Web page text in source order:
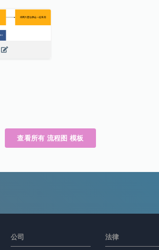
查看所有 流程图 模板
公司 法律